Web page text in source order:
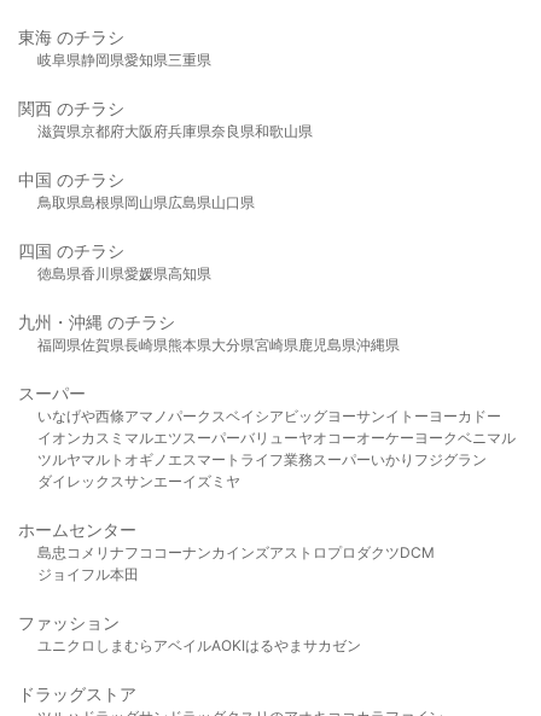
東海 のチラシ
岐阜県静岡県愛知県三重県
関西 のチラシ
滋賀県京都府大阪府兵庫県奈良県和歌山県
中国 のチラシ
鳥取県島根県岡山県広島県山口県
四国 のチラシ
徳島県香川県愛媛県高知県
九州・沖縄 のチラシ
福岡県佐賀県長崎県熊本県大分県宮崎県鹿児島県沖縄県
スーパー
いなげや西條アマノパークスベイシア ビッグヨーサンイトーヨーカドー
イオンカスミ マルエツスーパーバリューヤオコーオーケー ヨークベニマル
ツルヤマルト オギノ エスマート ライフ業務スーパーいかり フジグラン
ダイレックスサンエーイズミヤ
ホームセンター
島忠 コメリ ナフコ コーナンカインズアストロプロダクツDCM
ジョイフル本田
ファッション
ユニクロ しまむら アベイルAOKIはるやま サカゼン
ドラッグストア